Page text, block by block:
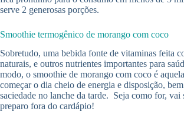
serve 2 generosas porções.
Smoothie termogênico de morango com coco
Sobretudo, uma bebida fonte de vitaminas feita
naturais, e outros nutrientes importantes para
modo, o smoothie de morango com coco é
começar o dia cheio de energia e disposição,
saciedade no lanche da tarde. Seja como for, vai
preparo fora do cardápio!